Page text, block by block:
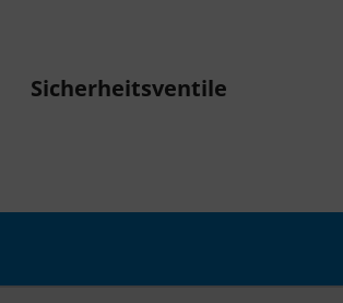
Sicherheitsventile